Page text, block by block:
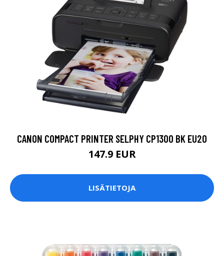
CANON COMPACT PRINTER SELPHY CP1300 BK EU20
147.9 EUR
LISÄTIETOJA